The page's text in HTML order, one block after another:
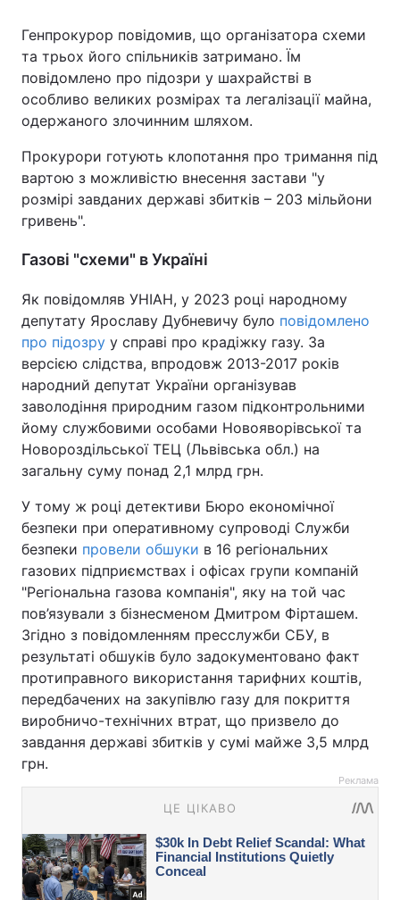
Генпрокурор повідомив, що організатора схеми
та трьох його спільників затримано. Їм
повідомлено про підозри у шахрайстві в
особливо великих розмірах та легалізації майна,
одержаного злочинним шляхом.
Прокурори готують клопотання про тримання під
вартою з можливістю внесення застави "у
розмірі завданих державі збитків – 203 мільйони
гривень".
Газові "схеми" в Україні
Як повідомляв УНІАН, у 2023 році народному
депутату Ярославу Дубневичу було повідомлено
про підозру у справі про крадіжку газу. За
версією слідства, впродовж 2013-2017 років
народний депутат України організував
заволодіння природним газом підконтрольними
йому службовими особами Новояворівської та
Новороздільської ТЕЦ (Львівська обл.) на
загальну суму понад 2,1 млрд грн.
У тому ж році детективи Бюро економічної
безпеки при оперативному супроводі Служби
безпеки провели обшуки в 16 регіональних
газових підприємствах і офісах групи компаній
"Регіональна газова компанія", яку на той час
пов’язували з бізнесменом Дмитром Фірташем.
Згідно з повідомленням пресслужби СБУ, в
результаті обшуків було задокументовано факт
протиправного використання тарифних коштів,
передбачених на закупівлю газу для покриття
виробничо-технічних втрат, що призвело до
завдання державі збитків у сумі майже 3,5 млрд
грн.
Реклама